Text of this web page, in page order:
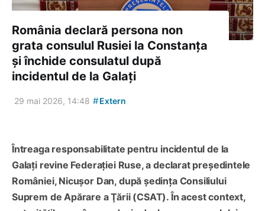
România declară persona non
grata consulul Rusiei la Constanța
și închide consulatul după
incidentul de la Galați
29 mai 2026, 14:48 #Extern
Întreaga responsabilitate pentru incidentul de la
Galați revine Federației Ruse, a declarat președintele
României, Nicușor Dan, după ședința Consiliului
Suprem de Apărare a Ţării (CSAT). În acest context,